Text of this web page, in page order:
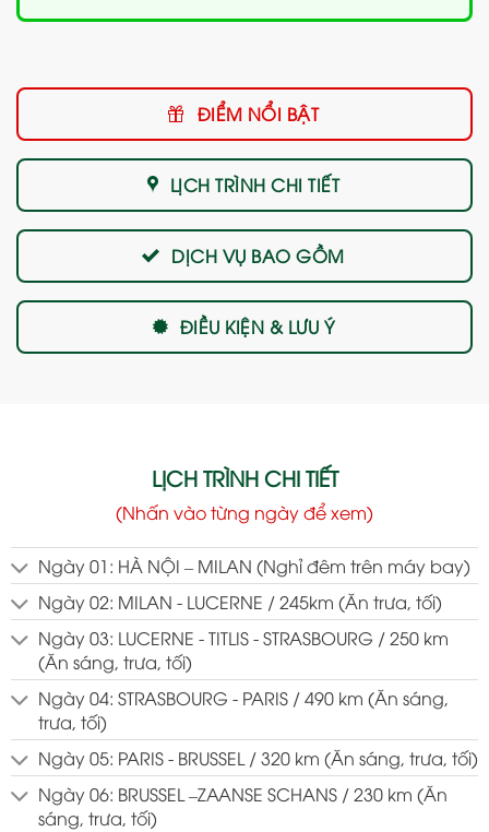
LỊCH TRÌNH CHI TIẾT
(Nhấn vào từng ngày để xem)
Ngày 01: HÀ NỘI – MILAN (Nghỉ đêm trên máy bay)
Ngày 02: MILAN - LUCERNE / 245km (Ăn trưa, tối)
Ngày 03: LUCERNE - TITLIS - STRASBOURG / 250 km
(Ăn sáng, trưa, tối)
Ngày 04: STRASBOURG - PARIS / 490 km (Ăn sáng,
trưa, tối)
Ngày 05: PARIS - BRUSSEL / 320 km (Ăn sáng, trưa, tối)
Ngày 06: BRUSSEL –ZAANSE SCHANS / 230 km (Ăn
sáng, trưa, tối)
ĐIỂM NỔI BẬT
LỊCH TRÌNH CHI TIẾT
DỊCH VỤ BAO GỒM
ĐIỀU KIỆN & LƯU Ý